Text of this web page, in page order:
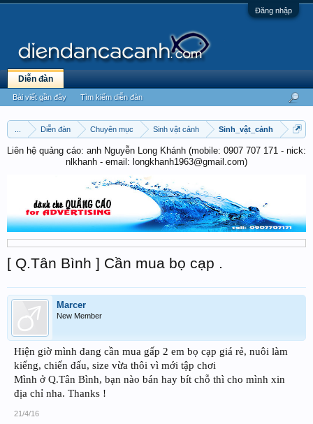
Đăng nhập
Diễn đàn Chuyên mục Sinh vật cảnh Sinh_vật_cảnh
Liên hệ quảng cáo: anh Nguyễn Long Khánh (mobile: 0907 707 171 - nick:
nlkhanh - email: longkhanh1963@gmail.com)
[ Q.Tân Bình ] Cần mua bọ cạp .
Marcer
New Member
Hiện giờ mình đang cần mua gấp 2 em bọ cạp giá rẻ, nuôi làm
kiểng, chiến đấu, size vừa thôi vì mới tập chơi
Mình ở Q.Tân Bình, bạn nào bán hay bít chỗ thì cho mình xin
địa chỉ nha. Thanks !
21/4/16
Diễn đàn
Bài viết gần đây Tìm kiếm diễn đàn